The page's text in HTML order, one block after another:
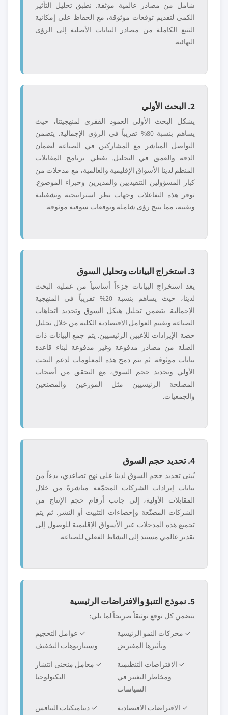
شامل من مصادر عالمية موثقة. نطبق تحليل التأثير
الكمي لتقديم توقعات موثوقة، مع الحفاظ على إمكانية
التتبع الكاملة من مصادر البيانات الأصلية إلى الرؤى
النهائية.
2. البحث الأولي
يشكل البحث الأولي العمود الفقري لمنهجيتنا، حيث
يساهم بنسبة 80% تقريباً في الرؤى الإجمالية. يتضمن
التواصل المباشر مع المشاركين في الصناعة لضمان
الدقة والعمق في التحليل. يغطي برنامج المقابلات
المنظم لدينا الأسواق الإقليمية والعالمية، مع مدخلات من
كبار المسؤولين التنفيذيين والمديرين وخبراء الموضوع.
توفر هذه التفاعلات وجهات نظر استراتيجية وتشغيلية
وتقنية، مما يتيح رؤى شاملة وتوقعات سوقية موثوقة.
3. استخراج البيانات وتحليل السوق
يعد استخراج البيانات جزءاً أساسياً من عملية البحث
لدينا، حيث يساهم بنسبة 20% تقريباً في المنهجية
الإجمالية. يتضمن تحليل هيكل السوق وتحديد اتجاهات
الصناعة وتقييم العوامل الاقتصادية الكلية من خلال تحليل
حصة الإيرادات للاعبين الرئيسيين. يتم جمع البيانات ذات
الصلة من مصادر مدفوعة وغير مدفوعة لبناء قاعدة
بيانات موثوقة. ثم يتم دمج هذه المعلومات لدعم البحث
الأولي وتحديد حجم السوق، مع التحقق من أصحاب
المصلحة الرئيسيين مثل الموزعين والمصنعين
والجمعيات.
4. تحديد حجم السوق
يُبنى تحديد حجم السوق لدينا على نهج تصاعدي، بدءاً من
بيانات إيرادات الشركات المجمّعة مباشرةً من خلال
المقابلات الأولية، إلى جانب أرقام حجم الإنتاج من
الشركات المصنّعة وإحصاءات التثبيت أو النشر. ثم يتم
تجميع هذه المدخلات عبر الأسواق الإقليمية للوصول إلى
تقدير عالمي مستند إلى النشاط الفعلي للصناعة.
5. نموذج التنبؤ والافتراضات الرئيسية
يتضمن كل توقع توثيقاً صريحاً لما يلي:
✓ محركات النمو الرئيسية
وتأثيرها المفترض
✓ عوامل التحجيم
وسيناريوهات التخفيف
✓ الافتراضات التنظيمية
ومخاطر التغيير في
السياسات
✓ معامل منحنى انتشار
التكنولوجيا
✓ الافتراضات الاقتصادية
✓ ديناميكيات التنافس